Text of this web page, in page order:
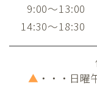
9:00～13:00
14:30～18:30
▲ ・・・日曜